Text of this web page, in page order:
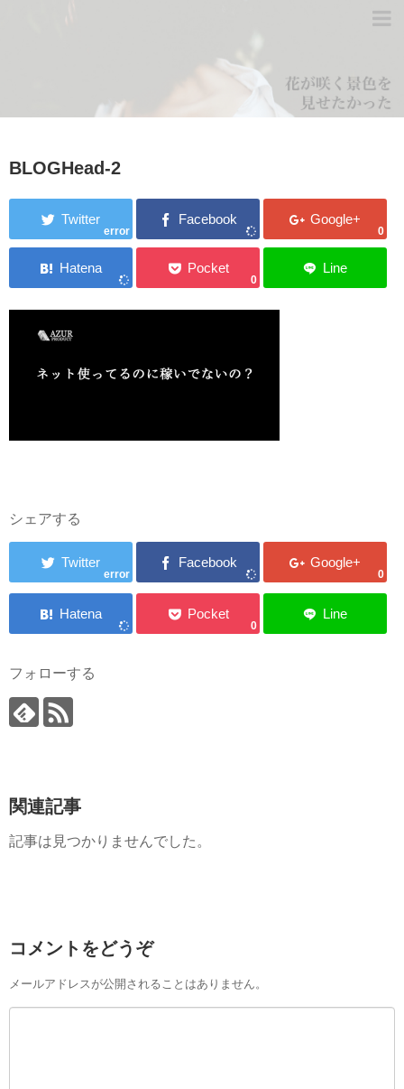
BLOGHead-2
error 0
0
シェアする
error 0
0
フォローする
関連記事
記事は見つかりませんでした。
コメントをどうぞ
メールアドレスが公開されることはありません。